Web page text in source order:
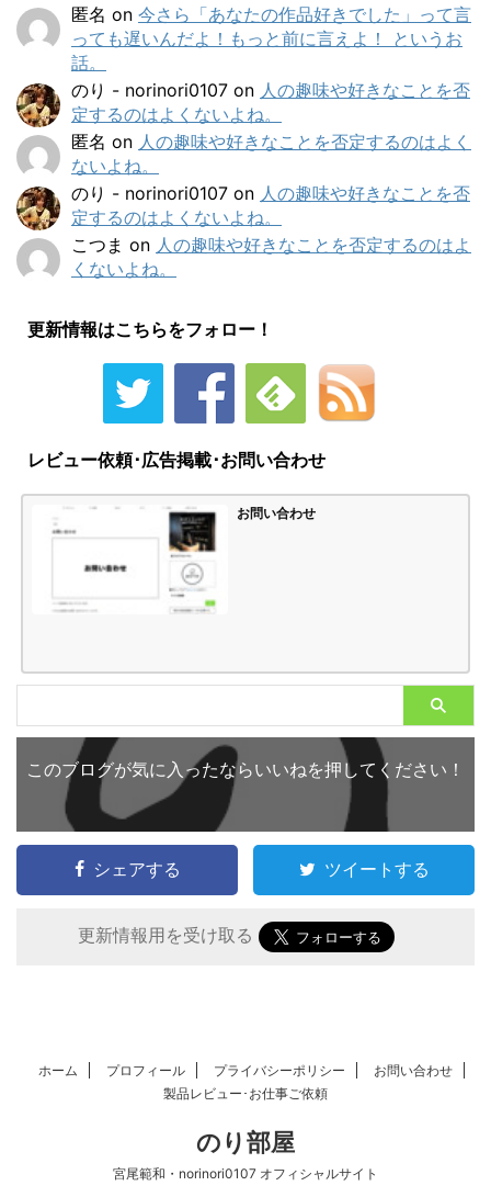
匿名 on 今さら「あなたの作品好きでした」って言
っても遅いんだよ！もっと前に言えよ！ というお
話。
のり - norinori0107 on 人の趣味や好きなことを否
定するのはよくないよね。
匿名 on 人の趣味や好きなことを否定するのはよく
ないよね。
のり - norinori0107 on 人の趣味や好きなことを否
定するのはよくないよね。
こつま on 人の趣味や好きなことを否定するのはよ
くないよね。
更新情報はこちらをフォロー！
レビュー依頼･広告掲載･お問い合わせ
お問い合わせ
このブログが気に入ったならいいねを押してください！
シェアする ツイートする
更新情報用を受け取る
ホーム プロフィール プライバシーポリシー
お問い合わせ
製品レビュー･お仕事ご依頼
のり部屋
宮尾範和・norinori0107 オフィシャルサイト